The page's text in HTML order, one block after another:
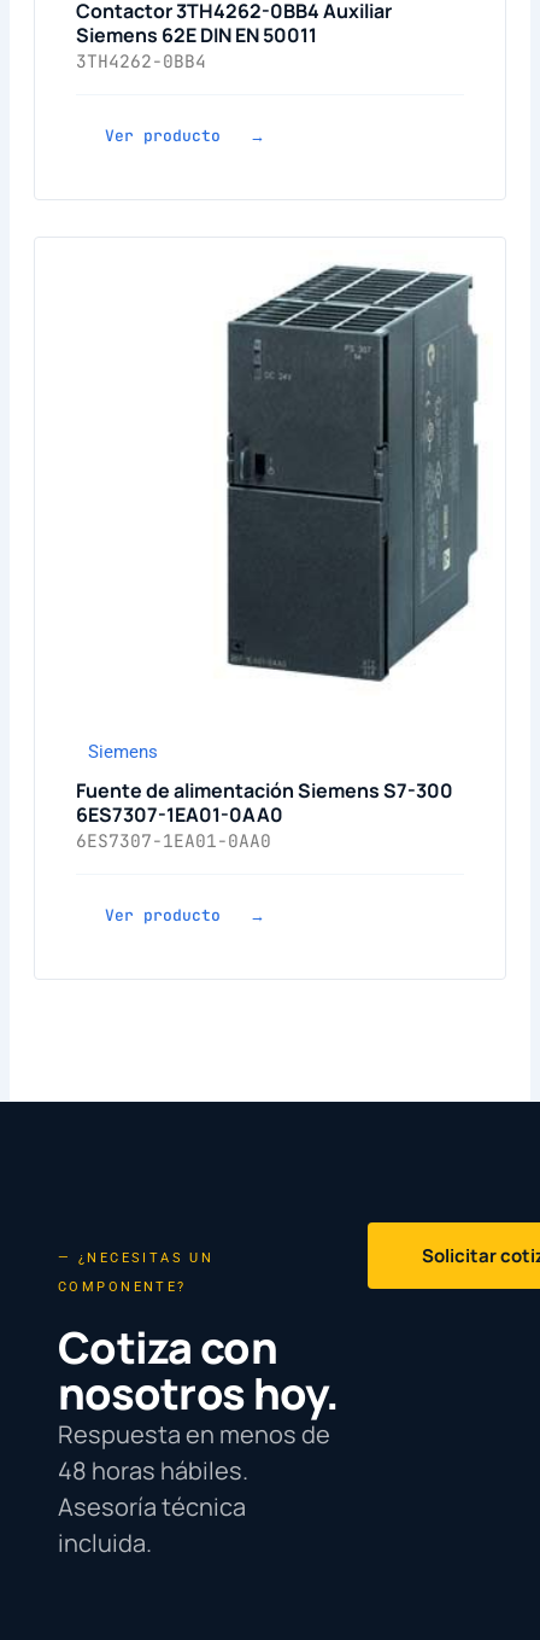
Contactor 3TH4262-0BB4 Auxiliar
Siemens 62E DIN EN 50011
3TH4262-0BB4
Ver producto →
Siemens
Fuente de alimentación Siemens S7-300
6ES7307-1EA01-0AA0
6ES7307-1EA01-0AA0
Ver producto →
— ¿NECESITAS UN
COMPONENTE?
Cotiza con
nosotros hoy.
Respuesta en menos de
48 horas hábiles.
Asesoría técnica
incluida.
Solicitar